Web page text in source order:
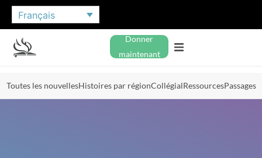
Français
Donner
maintenant
Toutes les nouvellesHistoires par régionCollégialRessourcesPassages